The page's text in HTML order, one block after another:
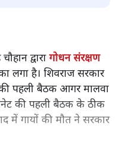
द्वारा गोधन संरक्षण
लगा है। शिवराज सरकार
पहली बैठक आगर मालवा
की पहली बैठक के ठीक
में गायों की मौत ने सरकार